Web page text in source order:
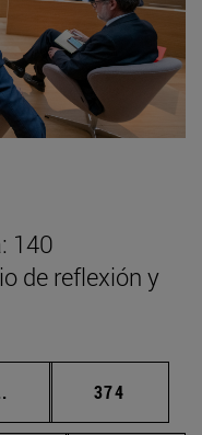
140
de reflexión y
Páginas intermedias
Página
374